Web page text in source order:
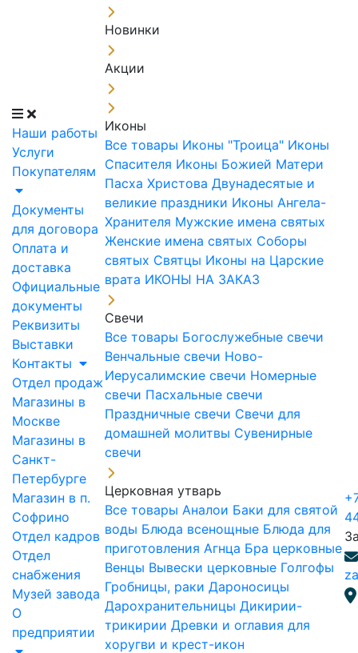
Наши работы
Услуги
Покупателям
Документы
для договора
Оплата и
доставка
Официальные
документы
Реквизиты
Выставки
Контакты
Отдел продаж
Магазины в
Москве
Магазины в
Санкт-
Петербурге
Магазин в п.
Софрино
Отдел кадров
Отдел
снабжения
Музей завода
О
предприятии
Новинки
Акции
Иконы
Все товары Иконы "Троица" Иконы
Спасителя Иконы Божией Матери
Пасха Христова Двунадесятые и
великие праздники Иконы Ангела-
Хранителя Мужские имена святых
Женские имена святых Соборы
святых Святцы Иконы на Царские
врата ИКОНЫ НА ЗАКАЗ
Свечи
Все товары Богослужебные свечи
Венчальные свечи Ново-
Иерусалимские свечи Номерные
свечи Пасхальные свечи
Праздничные свечи Свечи для
домашней молитвы Сувенирные
свечи
Церковная утварь
Все товары Аналои Баки для святой
воды Блюда всенощные Блюда для
приготовления Агнца Бра церковные
Венцы Вывески церковные Голгофы
Гробницы, раки Дароносицы
Дарохранительницы Дикирии-
трикирии Древки и оглавия для
хоругви и крест-икон